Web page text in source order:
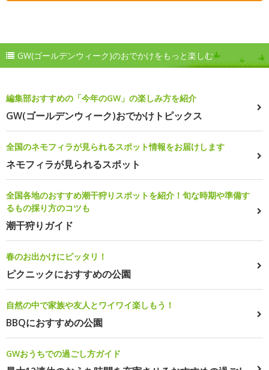
GW(ゴールデンウィーク)のおでかけをもっと楽しむ
編集部おすすめの「今年のGW」の楽しみ方を紹介
GW(ゴールデンウィーク)おでかけトピックス
全国のネモフィラが見られるスポット情報をお届けします
ネモフィラが見られるスポット
全国各地のおすすめ潮干狩りスポットを紹介！旬な時期や準備す
るもの採り方のコツも
潮干狩りガイド
春のお出かけにピッタリ！
ピクニックにおすすめの公園
自然の中で家族や友人とワイワイ楽しもう！
BBQにおすすめの公園
GWおうちでの過ごし方ガイド